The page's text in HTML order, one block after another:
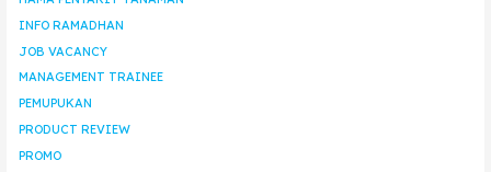
INFO RAMADHAN
JOB VACANCY
MANAGEMENT TRAINEE
PEMUPUKAN
PRODUCT REVIEW
PROMO